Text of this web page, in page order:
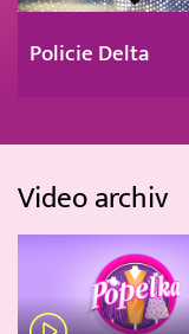
Policie Delta
Video archiv